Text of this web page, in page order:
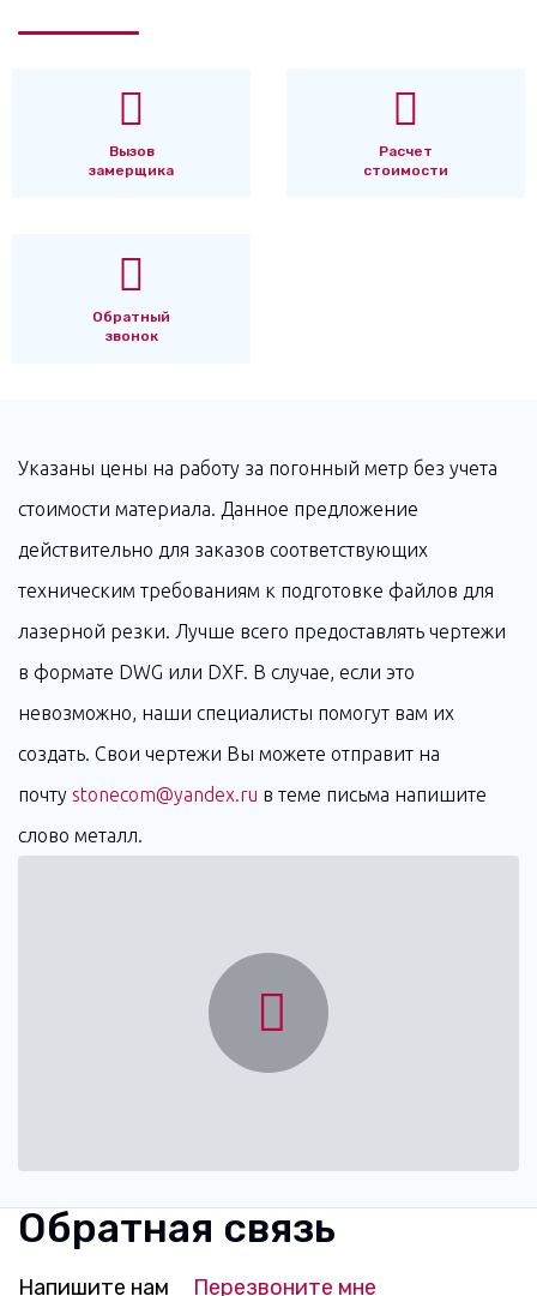
Вызов
замерщика
Расчет
стоимости
Обратный
звонок
Указаны цены на работу за погонный метр без учета
стоимости материала. Данное предложение
действительно для заказов соответствующих
техническим требованиям к подготовке файлов для
лазерной резки. Лучше всего предоставлять чертежи
в формате DWG или DXF. В случае, если это
невозможно, наши специалисты помогут вам их
создать. Свои чертежи Вы можете отправит на
почту stonecom@yandex.ru в теме письма напишите
слово металл.
Обратная связь
Напишите нам Перезвоните мне